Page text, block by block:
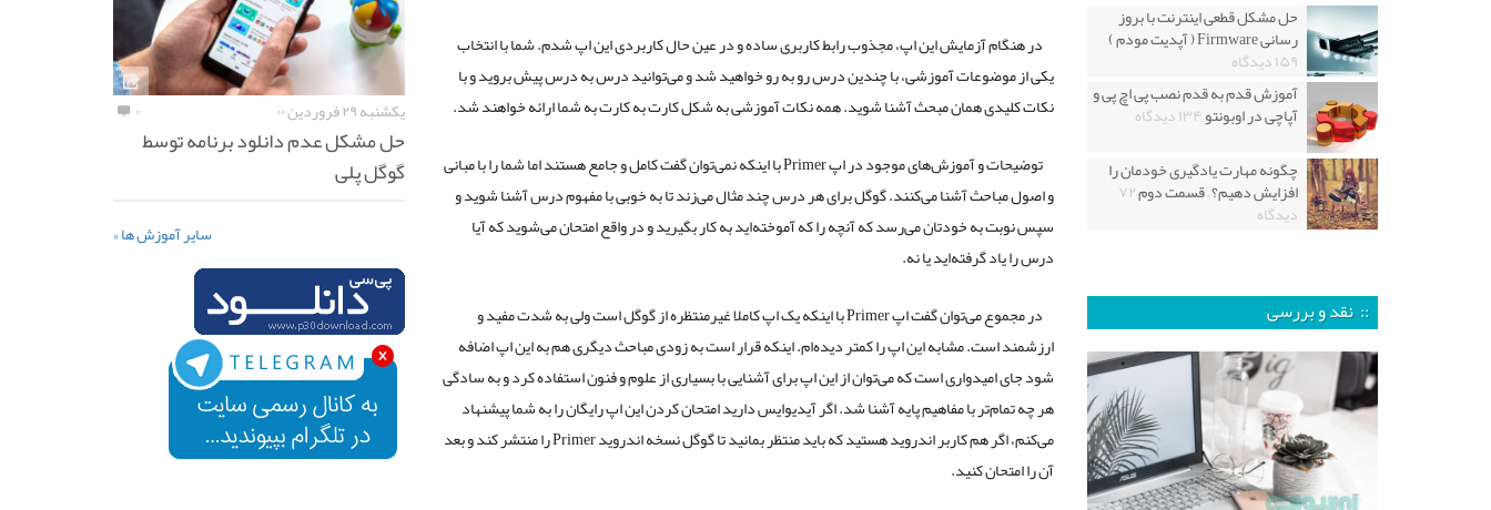
در هنگام آزمایش این اپ، مجذوب رابط کاربری ساده و در عین حال کاربردی این اپ شدم. شما با انتخاب
یکی از موضوعات آموزشی، با چندین درس رو به رو خواهید شد و می‌توانید درس به درس پیش بروید و با
نکات کلیدی همان مبحث آشنا شوید. همه نکات آموزشی به شکل کارت به کارت به شما ارائه خواهند شد.
توضیحات و آموزش‌های موجود در اپ Primer با اینکه نمی‌توان گفت کامل و جامع هستند اما شما را با مبانی
و اصول مباحث آشنا می‌کنند. گوگل برای هر درس چند مثال می‌زند تا به خوبی با مفهوم درس آشنا شوید و
سپس نوبت به خودتان می‌رسد که آنچه را که آموخته‌اید به کار بگیرید و در واقع امتحان می‌شوید که آیا
درس را یاد گرفته‌اید یا نه.
در مجموع می‌توان گفت اپ Primer با اینکه یک اپ کاملا غیرمنتظره از گوگل است ولی به شدت مفید و
ارزشمند است. مشابه این اپ را کمتر دیده‌ام. اینکه قرار است به زودی مباحث دیگری هم به این اپ اضافه
شود جای امیدواری است که می‌توان از این اپ برای آشنایی با بسیاری از علوم و فنون استفاده کرد و به سادگی
هر چه تمام‌تر با مفاهیم پایه آشنا شد. اگر آیدیوایس دارید امتحان کردن این اپ رایگان را به شما پیشنهاد
می‌کنم، اگر هم کاربر اندروید هستید که باید منتظر بمانید تا گوگل نسخه اندروید Primer را منتشر کند و بعد
آن را امتحان کنید.
حل مشکل قطعی اینترنت با بروز
رسانی Firmware ( آپدیت مودم )
۱۵۹ دیدگاه
آموزش قدم به قدم نصب پی اچ پی و
آپاچی در اوبونتو۱۳۴ دیدگاه
چگونه مهارت یادگیری خودمان را
افزایش دهیم؟ – قسمت دوم۷۲
دیدگاه
:: نقد و بررسی
یکشنبه ۲۹ فروردین ۰۰ ۰
حل مشکل عدم دانلود برنامه توسط
گوگل پلی
سایر آموزش ها »